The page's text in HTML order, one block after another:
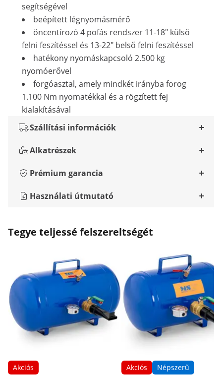
segítségével
beépített légnyomásmérő
öncentírozó 4 pofás rendszer 11-18" külső
felni feszítéssel és 13-22" belső felni feszítéssel
hatékony nyomáskapcsoló 2.500 kg
nyomóerővel
forgóasztal, amely mindkét irányba forog
1.100 Nm nyomatékkal és a rögzített fej
kialakításával
Szállítási információk
Alkatrészek
Prémium garancia
Használati útmutató
Tegye teljessé felszereltségét
Akciós Akciós Népszerű